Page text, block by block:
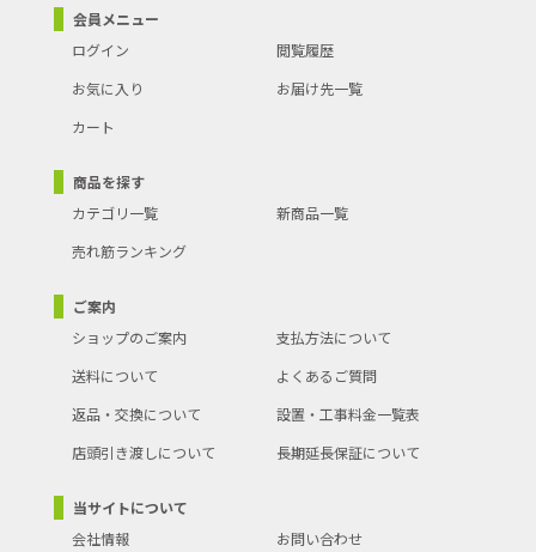
会員メニュー
ログイン
閲覧履歴
お気に入り
お届け先一覧
カート
商品を探す
カテゴリ一覧
新商品一覧
売れ筋ランキング
ご案内
ショップのご案内
支払方法について
送料について
よくあるご質問
返品・交換について
設置・工事料金一覧表
店頭引き渡しについて
長期延長保証について
当サイトについて
会社情報
お問い合わせ